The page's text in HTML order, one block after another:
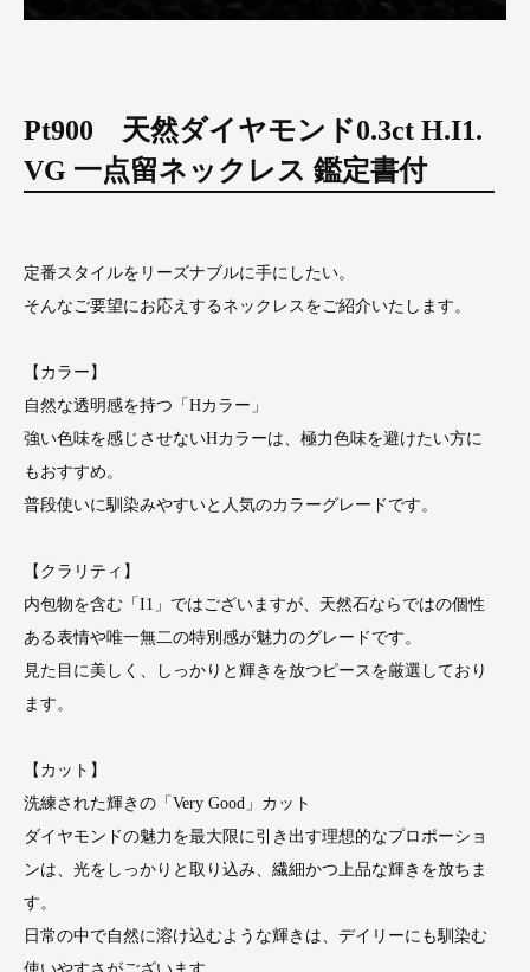
Pt900 天然ダイヤモンド0.3ct H.I1.
VG 一点留ネックレス 鑑定書付
定番スタイルをリーズナブルに手にしたい。
そんなご要望にお応えするネックレスをご紹介いたします。
【カラー】
自然な透明感を持つ「Hカラー」
強い色味を感じさせないHカラーは、極力色味を避けたい方に
もおすすめ。
普段使いに馴染みやすいと人気のカラーグレードです。
【クラリティ】
内包物を含む「I1」ではございますが、天然石ならではの個性
ある表情や唯一無二の特別感が魅力のグレードです。
見た目に美しく、しっかりと輝きを放つピースを厳選しており
ます。
【カット】
洗練された輝きの「Very Good」カット
ダイヤモンドの魅力を最大限に引き出す理想的なプロポーショ
ンは、光をしっかりと取り込み、繊細かつ上品な輝きを放ちま
す。
日常の中で自然に溶け込むような輝きは、デイリーにも馴染む